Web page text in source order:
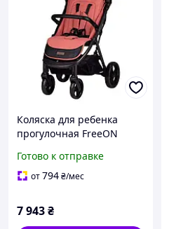
Коляска для ребенка
прогулочная FreeON
Готово к отправке
от794₴/мес
7 943₴